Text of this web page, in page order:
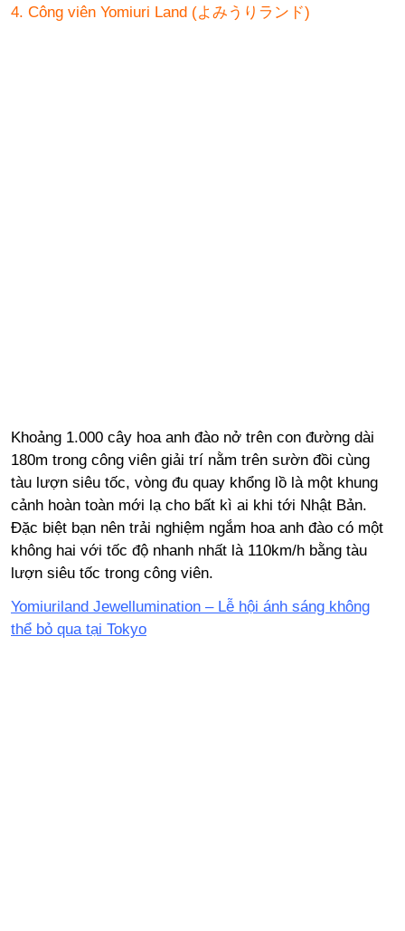
4. Công viên Yomiuri Land (よみうりランド)
Khoảng 1.000 cây hoa anh đào nở trên con đường dài
180m trong công viên giải trí nằm trên sườn đồi cùng
tàu lượn siêu tốc, vòng đu quay khổng lồ là một khung
cảnh hoàn toàn mới lạ cho bất kì ai khi tới Nhật Bản.
Đặc biệt bạn nên trải nghiệm ngắm hoa anh đào có một
không hai với tốc độ nhanh nhất là 110km/h bằng tàu
lượn siêu tốc trong công viên.
Yomiuriland Jewellumination – Lễ hội ánh sáng không
thể bỏ qua tại Tokyo